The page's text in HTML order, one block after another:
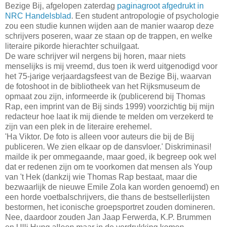
Bezige Bij, afgelopen zaterdag paginagroot afgedrukt in
NRC Handelsblad. Een student antropologie of psychologie
zou een studie kunnen wijden aan de manier waarop deze
schrijvers poseren, waar ze staan op de trappen, en welke
literaire pikorde hierachter schuilgaat.
De ware schrijver wil nergens bij horen, maar niets
menselijks is mij vreemd, dus toen ik werd uitgenodigd voor
het 75-jarige verjaardagsfeest van de Bezige Bij, waarvan
de fotoshoot in de bibliotheek van het Rijksmuseum de
opmaat zou zijn, informeerde ik (publicerend bij Thomas
Rap, een imprint van de Bij sinds 1999) voorzichtig bij mijn
redacteur hoe laat ik mij diende te melden om verzekerd te
zijn van een plek in de literaire erehemel.
'Ha Viktor. De foto is alleen voor auteurs die bij de Bij
publiceren. We zien elkaar op de dansvloer.' Diskriminasi!
mailde ik per ommegaande, maar goed, ik begreep ook wel
dat er redenen zijn om te voorkomen dat mensen als Youp
van 't Hek (dankzij wie Thomas Rap bestaat, maar die
bezwaarlijk de nieuwe Emile Zola kan worden genoemd) en
een horde voetbalschrijvers, die thans de bestsellerlijsten
bestormen, het iconische groepsportret zouden domineren.
Nee, daardoor zouden Jan Jaap Ferwerda, K.P. Brummen